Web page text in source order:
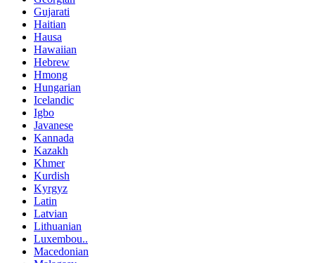
Gujarati
Haitian
Hausa
Hawaiian
Hebrew
Hmong
Hungarian
Icelandic
Igbo
Javanese
Kannada
Kazakh
Khmer
Kurdish
Kyrgyz
Latin
Latvian
Lithuanian
Luxembou..
Macedonian